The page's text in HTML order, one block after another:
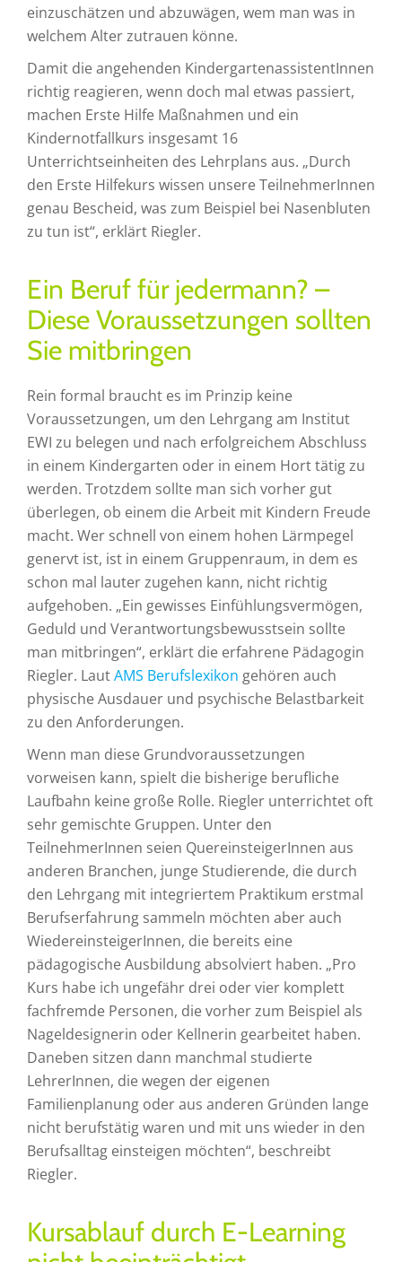
einzuschätzen und abzuwägen, wem man was in
welchem Alter zutrauen könne.
Damit die angehenden KindergartenassistentInnen
richtig reagieren, wenn doch mal etwas passiert,
machen Erste Hilfe Maßnahmen und ein
Kindernotfallkurs insgesamt 16
Unterrichtseinheiten des Lehrplans aus. „Durch
den Erste Hilfekurs wissen unsere TeilnehmerInnen
genau Bescheid, was zum Beispiel bei Nasenbluten
zu tun ist“, erklärt Riegler.
Ein Beruf für jedermann? –
Diese Voraussetzungen sollten
Sie mitbringen
Rein formal braucht es im Prinzip keine
Voraussetzungen, um den Lehrgang am Institut
EWI zu belegen und nach erfolgreichem Abschluss
in einem Kindergarten oder in einem Hort tätig zu
werden. Trotzdem sollte man sich vorher gut
überlegen, ob einem die Arbeit mit Kindern Freude
macht. Wer schnell von einem hohen Lärmpegel
genervt ist, ist in einem Gruppenraum, in dem es
schon mal lauter zugehen kann, nicht richtig
aufgehoben. „Ein gewisses Einfühlungsvermögen,
Geduld und Verantwortungsbewusstsein sollte
man mitbringen“, erklärt die erfahrene Pädagogin
Riegler. LautAMS Berufslexikon gehören auch
physische Ausdauer und psychische Belastbarkeit
zu den Anforderungen.
Wenn man diese Grundvoraussetzungen
vorweisen kann, spielt die bisherige berufliche
Laufbahn keine große Rolle. Riegler unterrichtet oft
sehr gemischte Gruppen. Unter den
TeilnehmerInnen seien QuereinsteigerInnen aus
anderen Branchen, junge Studierende, die durch
den Lehrgang mit integriertem Praktikum erstmal
Berufserfahrung sammeln möchten aber auch
WiedereinsteigerInnen, die bereits eine
pädagogische Ausbildung absolviert haben. „Pro
Kurs habe ich ungefähr drei oder vier komplett
fachfremde Personen, die vorher zum Beispiel als
Nageldesignerin oder Kellnerin gearbeitet haben.
Daneben sitzen dann manchmal studierte
LehrerInnen, die wegen der eigenen
Familienplanung oder aus anderen Gründen lange
nicht berufstätig waren und mit uns wieder in den
Berufsalltag einsteigen möchten“, beschreibt
Riegler.
Kursablauf durch E-Learning